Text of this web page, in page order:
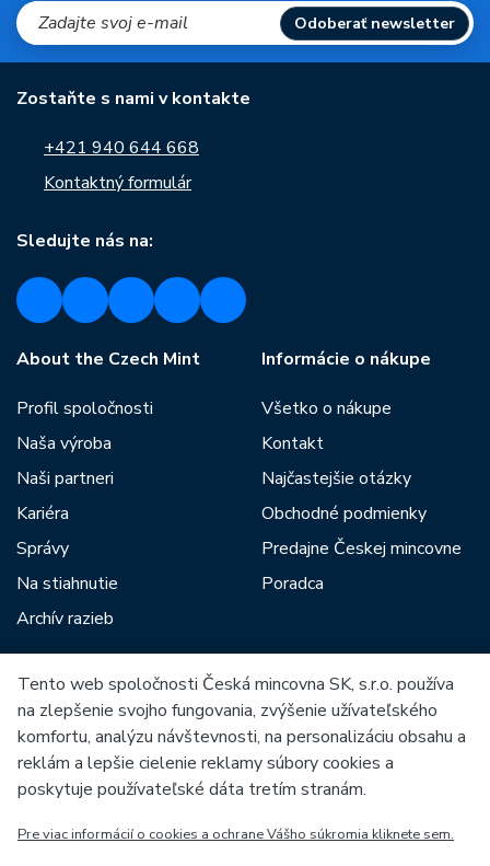
Odoberať newsletter
Zostaňte s nami v kontakte
+421 940 644 668
Kontaktný formulár
Sledujte nás na:
About the Czech Mint
Profil spoločnosti
Naša výroba
Naši partneri
Kariéra
Správy
Na stiahnutie
Archív razieb
Informácie o nákupe
Všetko o nákupe
Kontakt
Najčastejšie otázky
Obchodné podmienky
Predajne Českej mincovne
Poradca
Medzi našich partnerov patria:
Európska únia
Tento web spoločnosti Česká mincovna SK, s.r.o. používa
na zlepšenie svojho fungovania, zvýšenie užívateľského
komfortu, analýzu návštevnosti, na personalizáciu obsahu a
reklám a lepšie cielenie reklamy súbory cookies a
poskytuje používateľské dáta tretím stranám.
Pre viac informácií o cookies a ochrane Vášho súkromia kliknete sem.